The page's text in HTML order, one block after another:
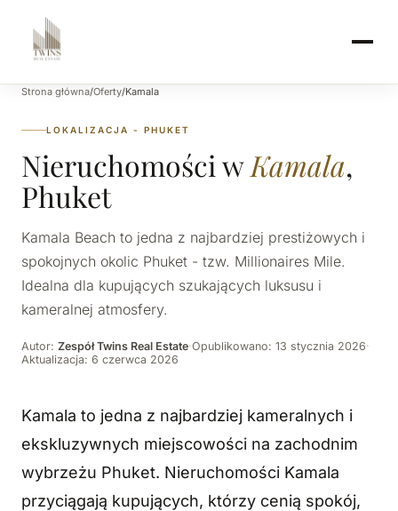
Strona główna/Oferty/Kamala
LOKALIZACJA - PHUKET
Nieruchomości wKamala,
Phuket
Kamala Beach to jedna z najbardziej prestiżowych i
spokojnych okolic Phuket - tzw. Millionaires Mile.
Idealna dla kupujących szukających luksusu i
kameralnej atmosfery.
Autor: Zespół Twins Real Estate·Opublikowano: 13 stycznia 2026·
Aktualizacja: 6 czerwca 2026
Kamala to jedna z najbardziej kameralnych i
ekskluzywnych miejscowości na zachodnim
wybrzeżu Phuket. Nieruchomości Kamala
przyciągają kupujących, którzy cenią spokój,